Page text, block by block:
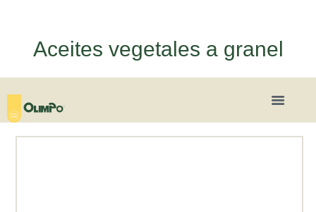
Aceites vegetales a granel